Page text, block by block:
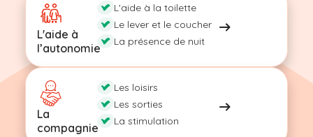
L'aide à
l’autonomie
L'aide à la toilette
Le lever et le coucher
La présence de nuit
La
compagnie
Les loisirs
Les sorties
La stimulation